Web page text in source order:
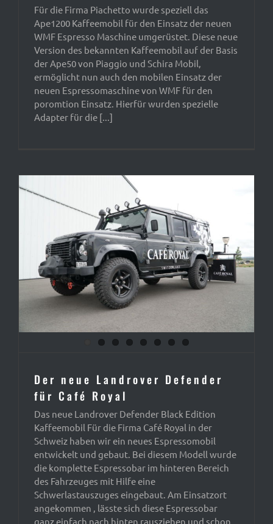
Für die Firma Piachetto wurde speziell das
Ape1200 Kaffeemobil für den Einsatz der neuen
WMF Espresso Maschine umgerüstet. Diese neue
Version des bekannten Kaffeemobil auf der Basis
der Ape50 von Piaggio und Schira Mobil,
ermöglicht nun auch den mobilen Einsatz der
neuen Espressomaschine von WMF für den
poromtion Einsatz. Hierfür wurden spezielle
Adapter für die [...]
Der neue Landrover Defender
für Café Royal
Das neue Landrover Defender Black Edition
Kaffeemobil Für die Firma Café Royal in der
Schweiz haben wir ein neues Espressomobil
entwickelt und gebaut. Bei diesem Modell wurde
die komplette Espressobar im hinteren Bereich
des Fahrzeuges mit Hilfe eine
Schwerlastauszuges eingebaut. Am Einsatzort
angekommen , lässte sich diese Espressobar
ganz einfach nach hinten rausziehen und schon